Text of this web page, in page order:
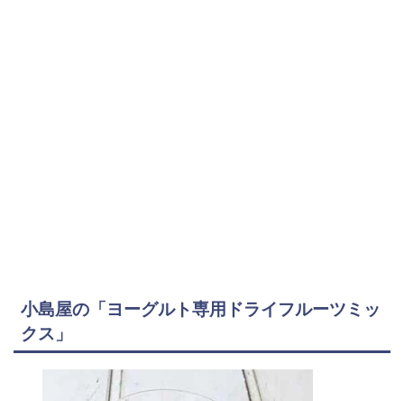
小島屋の「ヨーグルト専用ドライフルーツミッ
クス」